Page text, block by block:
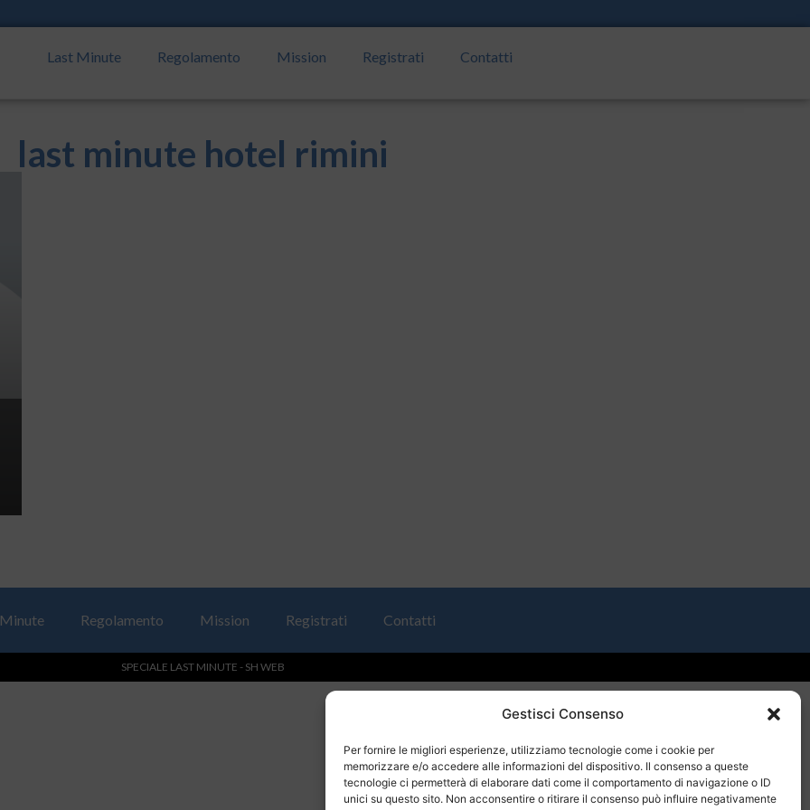
Gestisci Consenso
Per fornire le migliori esperienze, utilizziamo tecnologie come i cookie per
memorizzare e/o accedere alle informazioni del dispositivo. Il consenso a queste
tecnologie ci permetterà di elaborare dati come il comportamento di navigazione o ID
unici su questo sito. Non acconsentire o ritirare il consenso può influire negativamente
Last Minute Regolamento Mission Registrati Contatti
last minute hotel rimini
Regolamento Mission Registrati Contatti
SPECIALE LAST MINUTE - SH WEB